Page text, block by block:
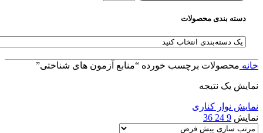
دسته بندی محصولات
خانه محصولات برچسب خورده “منابع آزمون های شناختی”
نمایش یک نتیجه
نمایش نوار کناری
نمایش 9
24
36